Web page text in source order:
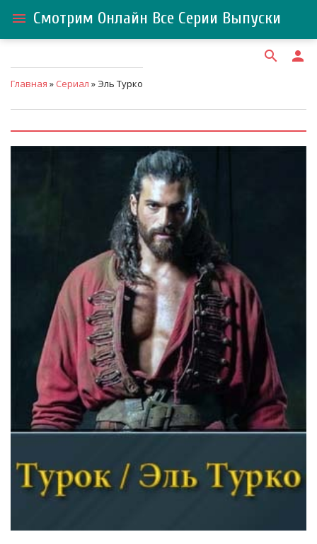
menu Смотрим Онлайн Все Серии Выпуски
search person
Главная » Сериал » Эль Турко